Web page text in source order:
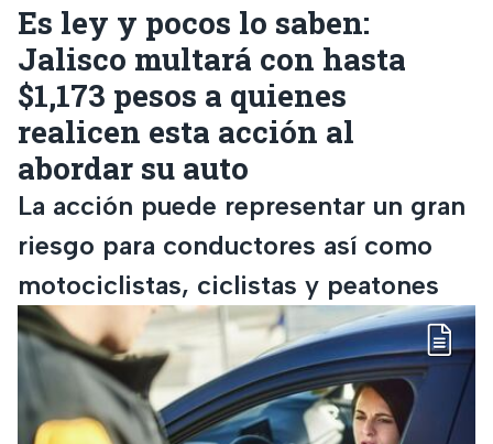
Es ley y pocos lo saben:
Jalisco multará con hasta
$1,173 pesos a quienes
realicen esta acción al
abordar su auto
La acción puede representar un gran
riesgo para conductores así como
motociclistas, ciclistas y peatones